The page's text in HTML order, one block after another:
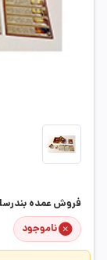
فروش عمده
ناموجود